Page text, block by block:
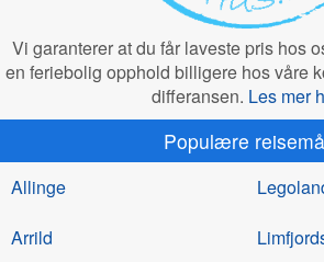
Vi garanterer at du får laveste pris hos
en feriebolig opphold billigere hos våre
differansen. Les mer
Populære
Allinge
Arrild